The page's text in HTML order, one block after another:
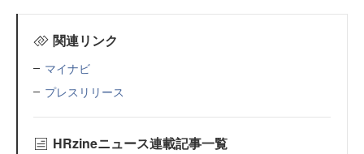
関連リンク
マイナビ
プレスリリース
HRzineニュース連載記事一覧